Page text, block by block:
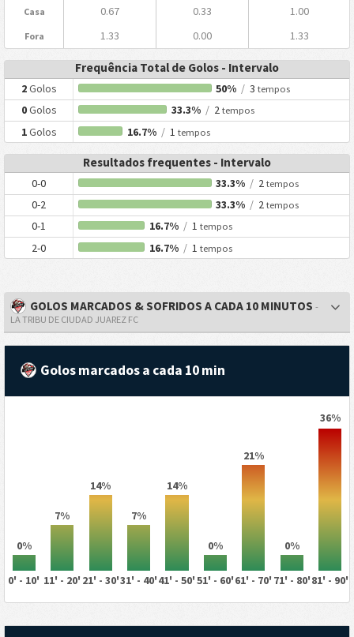
Casa 0.67 0.33 1.00
Fora 1.33 0.00 1.33
Frequência Total de Golos - Intervalo
2Golos 50% / 3tempos
0Golos 33.3% /2 tempos
1Golos 16.7% /1 tempos
Resultados frequentes - Intervalo
0-0 33.3% / 2tempos
0-2 33.3% / 2tempos
0-1 16.7% /1 tempos
2-0 16.7% /1 tempos
GOLOS MARCADOS & SOFRIDOS A CADA 10 MINUTOS -
LA TRIBU DE CIUDAD JUAREZ FC
Golos marcados a cada 10 min
0%
7%
14%
7%
14%
0%
21%
0%
36%
0' - 10' 11' - 20' 21' - 30'31' - 40'41' - 50'51' - 60'61' - 70' 71' - 80'81' - 90'